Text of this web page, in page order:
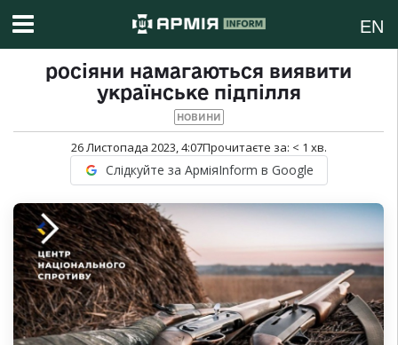
EN
росіяни намагаються виявити
українське підпілля
НОВИНИ
26 Листопада 2023, 4:07Прочитаєте за: < 1 хв.
Слідкуйте за АрміяInform в Google